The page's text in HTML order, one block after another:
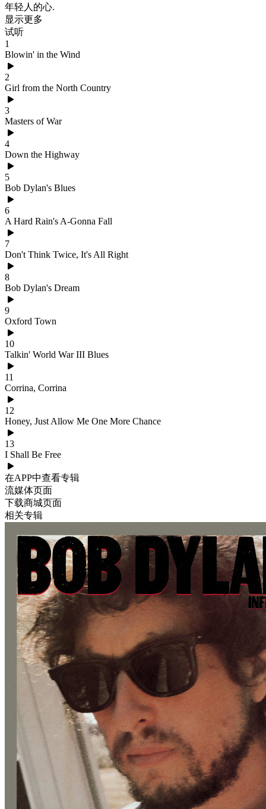
年轻人的心.
显示更多
试听
1
Blowin' in the Wind
2
Girl from the North Country
3
Masters of War
4
Down the Highway
5
Bob Dylan's Blues
6
A Hard Rain's A-Gonna Fall
7
Don't Think Twice, It's All Right
8
Bob Dylan's Dream
9
Oxford Town
10
Talkin' World War III Blues
11
Corrina, Corrina
12
Honey, Just Allow Me One More Chance
13
I Shall Be Free
在APP中查看专辑
流媒体页面
下载商城页面
相关专辑